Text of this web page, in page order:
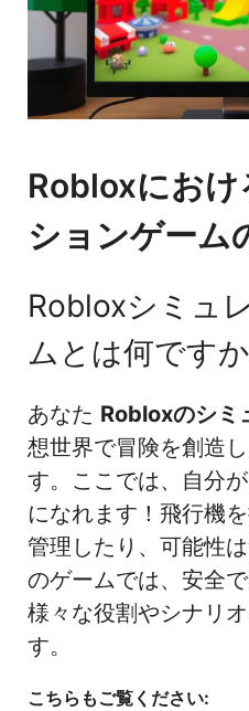
Robloxにお
ションゲーム
Robloxシミュ
ムとは何です
あなた Robloxのシミ
想世界で冒険を創造
す。ここでは、自分
になれます！飛行機
管理したり、可能性
のゲームでは、安全
様々な役割やシナリ
す。
こちらもご覧ください: